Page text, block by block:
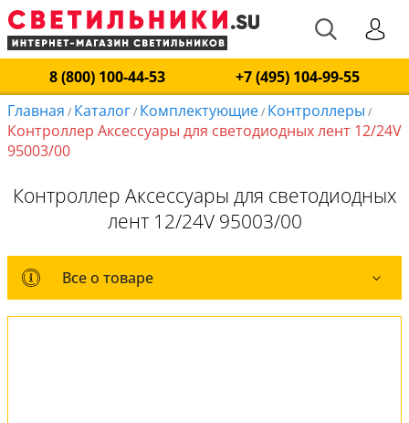
8 (800) 100-44-53
+7 (495) 104-99-55
Главная / Каталог/ Комплектующие/ Контроллеры /
Контроллер Аксессуары для светодиодных лент 12/24V
95003/00
Контроллер Аксессуары для светодиодных
лент 12/24V 95003/00
Все о товаре
Все о товаре